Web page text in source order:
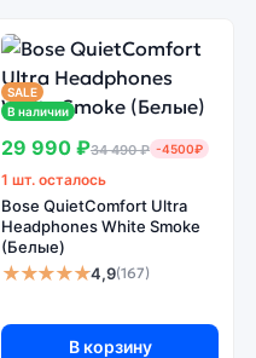
SALE
В наличии
29 990 ₽34 490 ₽ -4500₽
1 шт. осталось
Bose QuietComfort Ultra
Headphones White Smoke
(Белые)
★★★★★4,9(167)
В корзину